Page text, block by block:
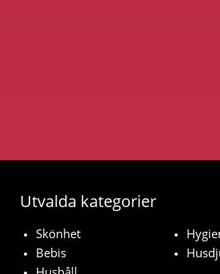
Utvalda kategorier
Skönhet
Bebis